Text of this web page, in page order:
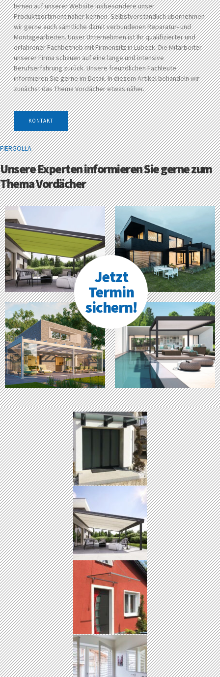
FIERGOLLA
Unsere Experten informieren Sie gerne zum
Thema Vordächer
Jetzt
Termin
sichern!
lernen auf unserer Website insbesondere unser
Produktsortiment näher kennen. Selbstverständlich übernehmen
wir gerne auch sämtliche damit verbundenen Reparatur- und
Montagearbeiten. Unser Unternehmen ist Ihr qualifizierter und
erfahrener Fachbetrieb mit Firmensitz in Lübeck. Die Mitarbeiter
unserer Firma schauen auf eine lange und intensive
Berufserfahrung zurück. Unsere freundlichen Fachleute
informieren Sie gerne im Detail. In diesem Artikel behandeln wir
zunächst das Thema Vordächer etwas näher.
KONTAKT